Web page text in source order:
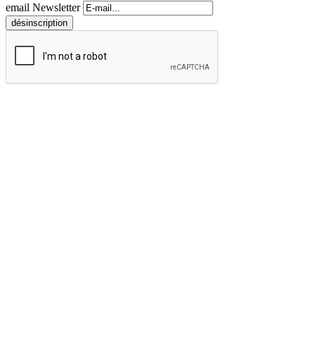
email Newsletter